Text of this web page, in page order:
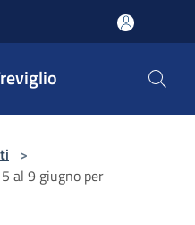
>
al 9 giugno per